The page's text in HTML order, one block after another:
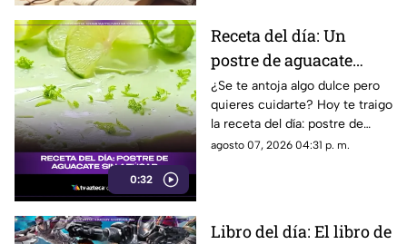
0:32
Receta del día: Un
postre de aguacate
saludable y sin azúcar
¿Se te antoja algo dulce pero
quieres cuidarte? Hoy te traigo
la receta del día: postre de
aguacate sin azúcar que te va
agosto 07, 2026 04:31 p. m.
Libro del día: El libro de